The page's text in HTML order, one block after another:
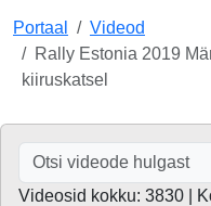
Portaal
Videod
Rally Estonia 2019
kiiruskatsel
Videosid kokku: 3830 |